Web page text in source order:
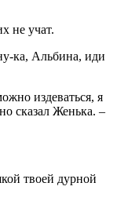
не учат.
ка, Альбина, иди
издеваться, я
сказал Женька. –
твоей дурной